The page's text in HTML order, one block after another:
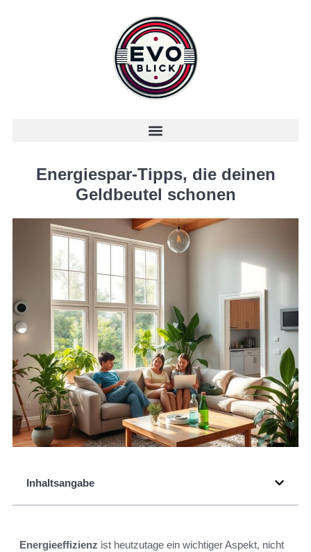
Energiespar-Tipps, die deinen
Geldbeutel schonen
Inhaltsangabe
Energieeffizienz ist heutzutage ein wichtiger Aspekt, nicht